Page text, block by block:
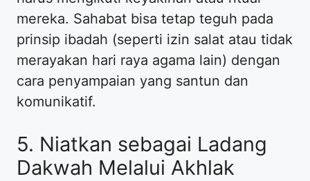
mereka. Sahabat bisa tetap teguh pada
prinsip ibadah (seperti izin salat atau tidak
merayakan hari raya agama lain) dengan
cara penyampaian yang santun dan
komunikatif.
​5. Niatkan sebagai Ladang
Dakwah Melalui Akhlak